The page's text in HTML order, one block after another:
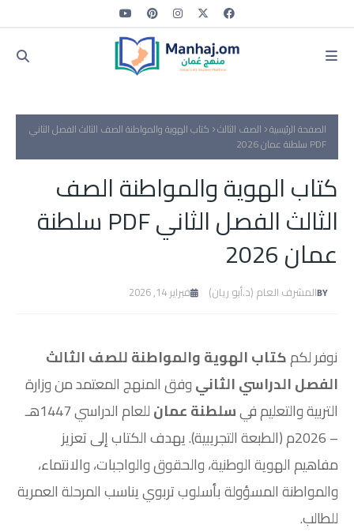
الصفحة الرئيسية الصف الثالث كتاب الهوية والمواطنة الصف الثالث الفصل الثاني
PDF سلطنة عمان 2026
كتاب الهوية والمواطنة الصف
الثالث الفصل الثاني PDF سلطنة
عمان 2026
المشرف العام (د.أبو ريان) فبراير 14, 2026
نوفر لكمكتاب الهوية والمواطنة للصف الثالث
الفصل الدراسي الثانيوفق المنهج المعتمد من وزارة
التربية والتعليم فيسلطنة عمان
للعام الدراسي 1447هـ
– 2026م (الطبعة التجريبية). يهدف الكتاب إلى تعزيز
مفاهيم الهوية الوطنية، والحقوق والواجبات، والانتماء،
والمواطنة المسؤولة بأسلوب تربوي يناسب المرحلة العمرية
للطالب.